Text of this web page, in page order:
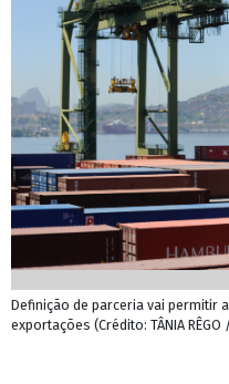
Definição de parceria vai permitir
exportações (Crédito: TÂNIA RÊGO /